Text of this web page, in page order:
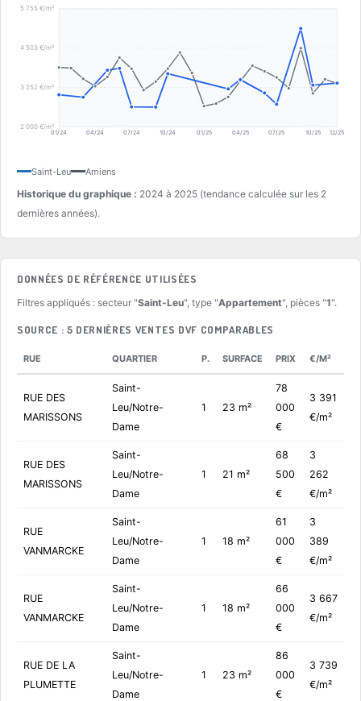
5 755 €/m²
4 503 €/m²
3 252 €/m²
2 000 €/m²
01/24 04/24 07/24 10/24 01/25 04/25 07/25 10/25 12/25
Saint-Leu Amiens
Historique du graphique : 2024 à 2025 (tendance calculée sur les 2
dernières années).
DONNÉES DE RÉFÉRENCE UTILISÉES
Filtres appliqués : secteur "Saint-Leu", type "Appartement", pièces "1".
SOURCE : 5 DERNIÈRES VENTES DVF COMPARABLES
RUE QUARTIER P. SURFACE PRIX €/M²
RUE DES
MARISSONS
Saint-
Leu/Notre-
Dame
1 23 m²
78
000
€
3 391
€/m²
RUE DES
MARISSONS
Saint-
Leu/Notre-
Dame
1 21 m²
68
500
€
3
262
€/m²
RUE
VANMARCKE
Saint-
Leu/Notre-
Dame
1 18 m²
61
000
€
3
389
€/m²
RUE
VANMARCKE
Saint-
Leu/Notre-
Dame
1 18 m²
66
000
€
3 667
€/m²
RUE DE LA
PLUMETTE
Saint-
Leu/Notre-
Dame
1 23 m²
86
000
€
3 739
€/m²